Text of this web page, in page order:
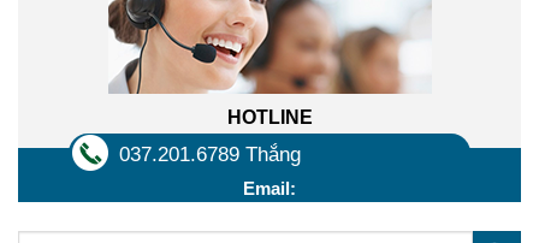
HOTLINE
037.201.6789 Thắng
Email: